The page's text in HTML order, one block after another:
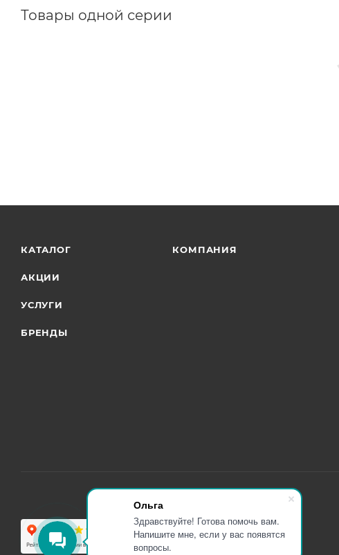
Ольга
Здравствуйте! Готова помочь вам.
Напишите мне, если у вас появятся
вопросы.
Товары одной серии
КАТАЛОГ
АКЦИИ
УСЛУГИ
БРЕНДЫ
КОМПАНИЯ